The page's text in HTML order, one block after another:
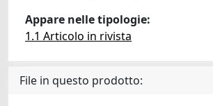
Appare nelle tipologie:
1.1 Articolo in rivista
File in questo prodotto: